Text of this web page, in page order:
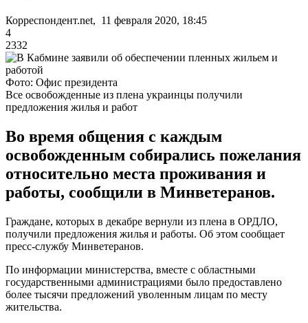
Корреспондент.net, 11 февраля 2020, 18:45
4
2332
Фото: Офис президента
Все освобожденные из плена украинцы получили
предложения жилья и работ
Во время общения с каждым
освобожденным собирались пожелания
относительно места проживания и
работы, сообщили в Минветеранов.
Граждане, которых в декабре вернули из плена в ОРДЛО,
получили предложения жилья и работы. Об этом сообщает
пресс-службу Минветеранов.
По информации министерства, вместе с областными
государственными администрациями было предоставлено
более тысячи предложений уволенным лицам по месту
жительства.